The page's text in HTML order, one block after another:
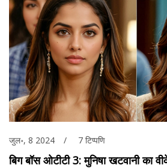
जुल॰, 8 2024 7 टिप्पणि
बिग बॉस ओटीटी 3: मुनिषा खटवानी का